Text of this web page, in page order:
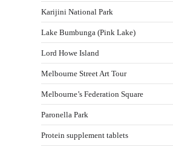
Karijini National Park
Lake Bumbunga (Pink Lake)
Lord Howe Island
Melbourne Street Art Tour
Melbourne’s Federation Square
Paronella Park
Protein supplement tablets